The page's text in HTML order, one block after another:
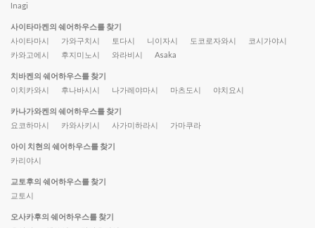
Inagi
사이타마켄의 쉐어하우스를 찾기
사이타마시
가와구치시 토다시 니이자시 도코로자와시
코시가야시
카와고에시
후지미노시 와라비시 Asaka
치바켄의 쉐어하우스를 찾기
이치카와시
후나바시시 나가레야마시 마츠도시 야치요시
카나가와켄의 쉐어하우스를 찾기
요코하마시
카와사키시 사가미하라시 가마쿠라
아이 치현의 쉐어하우스를 찾기
카리야시
교토후의 쉐어하우스를 찾기
교토시
오사카후의 쉐어하우스를 찾기